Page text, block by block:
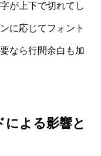
が上下で切れてし
に応じてフォント
なら行間余白も加
による影響と